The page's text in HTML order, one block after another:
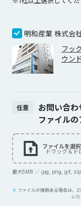
明和産業 株式会
フッ
ウン
任意
お問い合わ
ファイル
ファイルを選
ドラッグ＆ド
最大5MB ／ jpg, png, gif,
ファイルが複数ある場合は、
いた